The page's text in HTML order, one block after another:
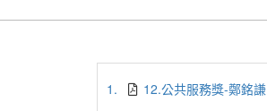
1.
12.公共服務獎-鄭銘謙